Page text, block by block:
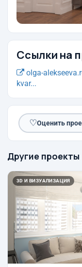
Ссылки на
olga-
kvar...
♡Оценить
Другие проекты
3D И ВИЗУАЛИЗАЦИЯ